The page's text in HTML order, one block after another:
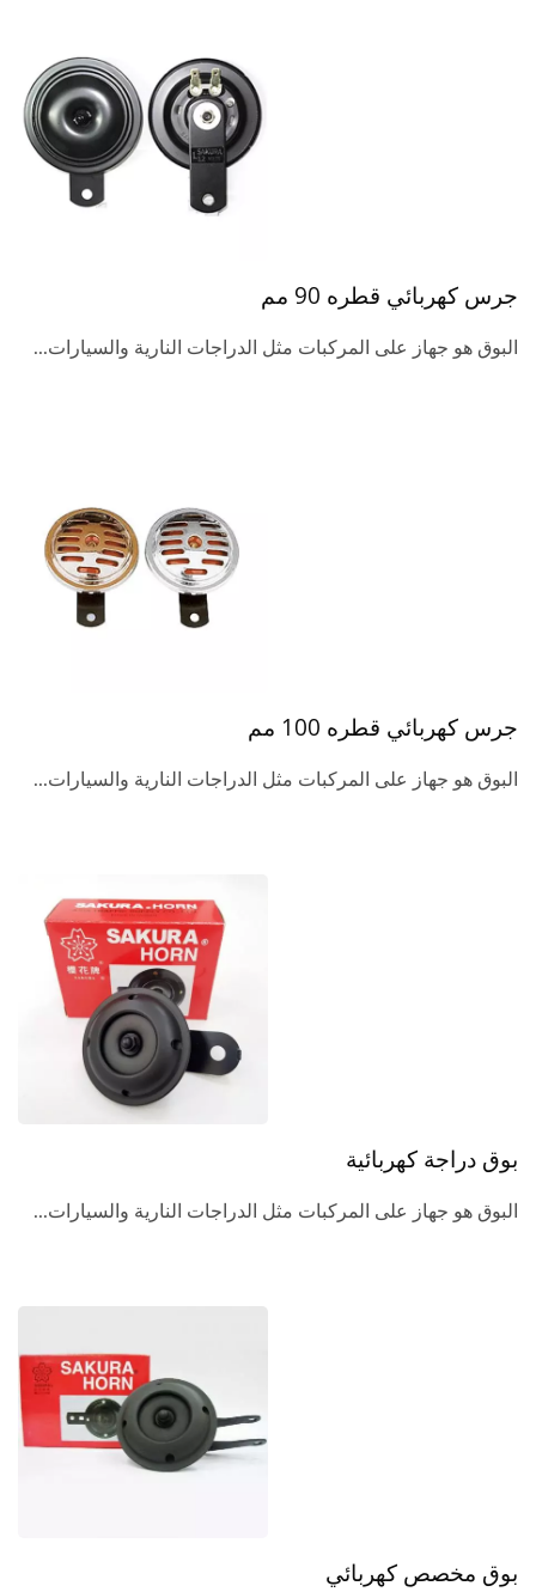
جرس كهربائي قطره 90 مم
البوق هو جهاز على المركبات مثل الدراجات النارية والسيارات...
جرس كهربائي قطره 100 مم
البوق هو جهاز على المركبات مثل الدراجات النارية والسيارات...
بوق دراجة كهربائية
البوق هو جهاز على المركبات مثل الدراجات النارية والسيارات...
بوق مخصص كهربائي